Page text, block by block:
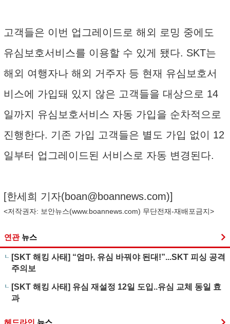
고객들은 이번 업그레이드로 해외 로밍 중에도
유심보호서비스를 이용할 수 있게 됐다. SKT는
해외 여행자나 해외 거주자 등 현재 유심보호서
비스에 가입돼 있지 않은 고객들을 대상으로 14
일까지 유심보호서비스 자동 가입을 순차적으로
진행한다. 기존 가입 고객들은 별도 가입 없이 12
일부터 업그레이드된 서비스로 자동 변경된다.
[한세희 기자(boan@boannews.com)]
<저작권자: 보안뉴스(www.boannews.com) 무단전재-재배포금지>
연관 뉴스
[SKT 해킹 사태] “엄마, 유심 바꿔야 된대!”...SKT 피싱 공격
주의보
[SKT 해킹 사태] 유심 재설정 12일 도입..유심 교체 동일 효
과
헤드라인 뉴스